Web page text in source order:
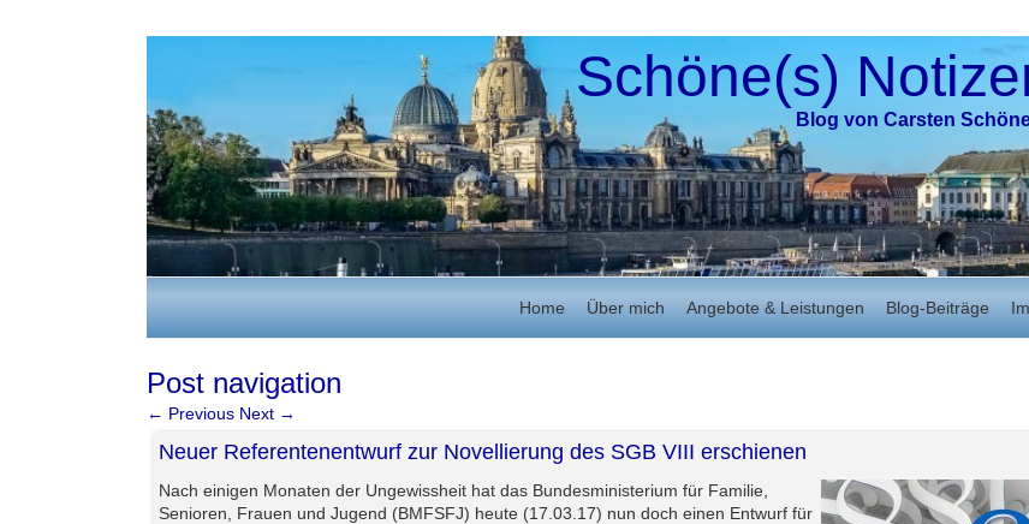
Blog von Carsten
Schöne(s)
Home Über mich Angebote & Leistungen Blog-Beiträge
Post navigation
← Previous Next →
Neuer Referentenentwurf zur Novellierung des SGB VIII erschienen
Nach einigen Monaten der Ungewissheit hat das Bundesministerium für Familie,
Senioren, Frauen und Jugend (BMFSFJ) heute (17.03.17) nun doch einen Entwurf für